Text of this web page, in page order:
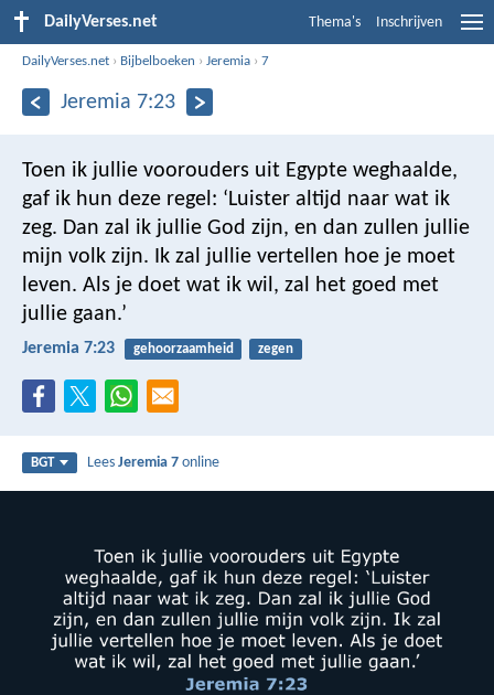
DailyVerses.net Thema's Inschrijven
DailyVerses.net › Bijbelboeken ›Jeremia ›7
Jeremia 7:23
Toen ik jullie voorouders uit Egypte weghaalde,
gaf ik hun deze regel: ‘Luister altijd naar wat ik
zeg. Dan zal ik jullie God zijn, en dan zullen jullie
mijn volk zijn. Ik zal jullie vertellen hoe je moet
leven. Als je doet wat ik wil, zal het goed met
jullie gaan.’
Jeremia 7:23 gehoorzaamheid zegen
BGT LeesJeremia 7 online